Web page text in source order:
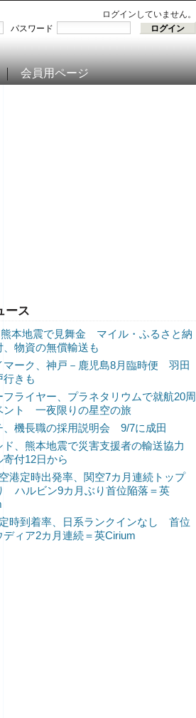
ログインしていません。
パスワード
会員用ページ
ース
本地震で見舞金 マイル・ふるさと納
、物資の無償輸送も
マーク、神戸－鹿児島8月臨時便 羽田
行きも
フライヤー、プラネタリウムで就航20周
ント 一夜限りの星空の旅
、機長職の採用説明会 9/7に成田
ド、熊本地震で災害支援者の輸送協力
寄付12日から
港定時出発率、関空7カ月連続トップ
ハルビン9カ月ぶり首位陥落＝英
時到着率、日系ランクインなし 首位
ディア2カ月連続＝英Cirium